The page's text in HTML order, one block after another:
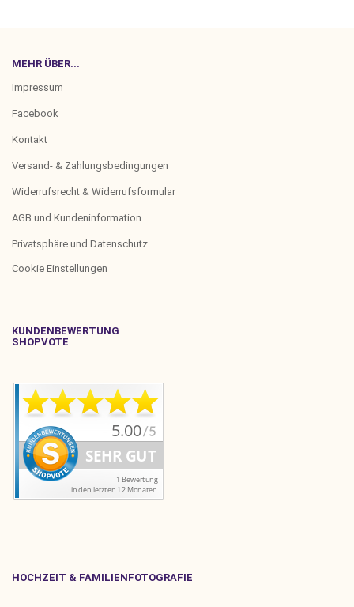
MEHR ÜBER...
Impressum
Facebook
Kontakt
Versand- & Zahlungsbedingungen
Widerrufsrecht & Widerrufsformular
AGB und Kundeninformation
Privatsphäre und Datenschutz
Cookie Einstellungen
KUNDENBEWERTUNG
SHOPVOTE
HOCHZEIT & FAMILIENFOTOGRAFIE